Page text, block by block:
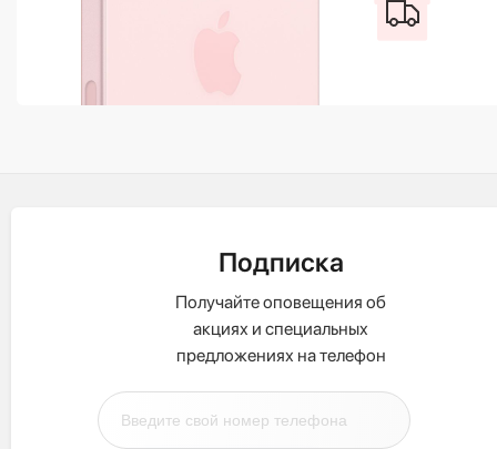
Подписка
Получайте оповещения об
акциях и специальных
предложениях на телефон